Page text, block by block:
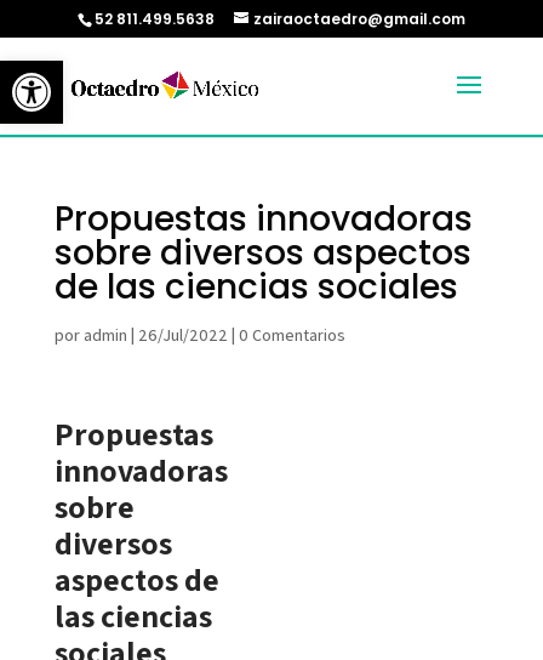
Abrir barra de herramientas
52 811.499.5638 zairaoctaedro@gmail.com
Propuestas innovadoras
sobre diversos aspectos
de las ciencias sociales
por admin | 26/Jul/2022 | 0 Comentarios
Propuestas
innovadoras
sobre
diversos
aspectos de
las ciencias
sociales